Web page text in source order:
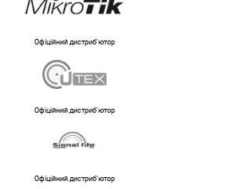
Офіційний дистриб'ютор
Офіційний дистриб'ютор
Офіційний дистриб'ютор